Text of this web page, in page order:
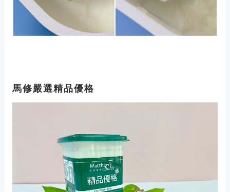
馬修嚴選精品優格